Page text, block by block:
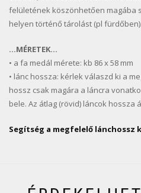
felületének köszönhetően magába
helyen történő tárolást (pl fürdőben).
…MÉRETEK…
• a fa medál mérete: kb 86 x 58 mm
• lánc hossza: kérlek válaszd ki a
hossz csak magára a láncra
bele. Az átlag (rövid) láncok hossza
Segítség a megfelelő lánchossz